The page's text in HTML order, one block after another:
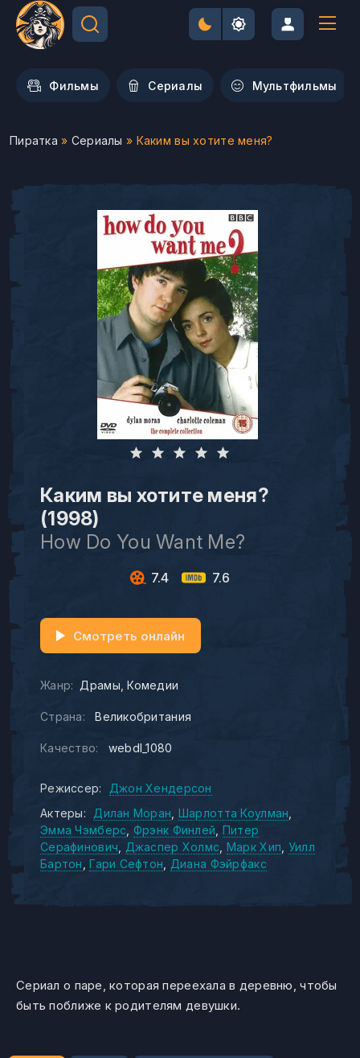
Фильмы Сериалы Мультфильмы
Пиратка » Сериалы » Каким вы хотите меня?
Каким вы хотите меня?
(1998)
How Do You Want Me?
7.4 7.6
Жанр: Драмы Комедии
Страна: Великобритания
Качество: webdl_1080
Смотреть онлайн
Режиссер:
Джон Хендерсон
Актеры:
Дилан Моран Шарлотта Коулман
Эмма Чэмберс Фрэнк Финлей Питер
Серафинович
Джаспер Холмс Марк Хип Уилл
Бартон
Гари Сефтон Диана Фэйрфакс
Сериал о паре, которая переехала в деревню, чтобы
быть поближе к родителям девушки.